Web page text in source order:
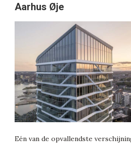
Aarhus Øje
Eén van de opvallendste